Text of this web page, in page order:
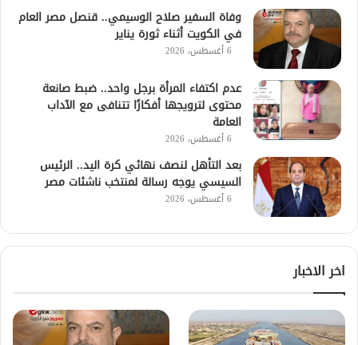
وفاة السفير صلاح الوسيمي.. قنصل مصر العام
في الكويت أثناء ثورة يناير
6 أغسطس، 2026
عدم اكتفاء المرأة برجل واحد.. ضبط صانعة
محتوى لترويجها أفكارًا تتنافى مع الآداب
العامة
6 أغسطس، 2026
بعد التأهل لنصف نهائي كرة اليد.. الرئيس
السيسي يوجه رسالة لمنتخب ناشئات مصر
6 أغسطس، 2026
اخر الاخبار